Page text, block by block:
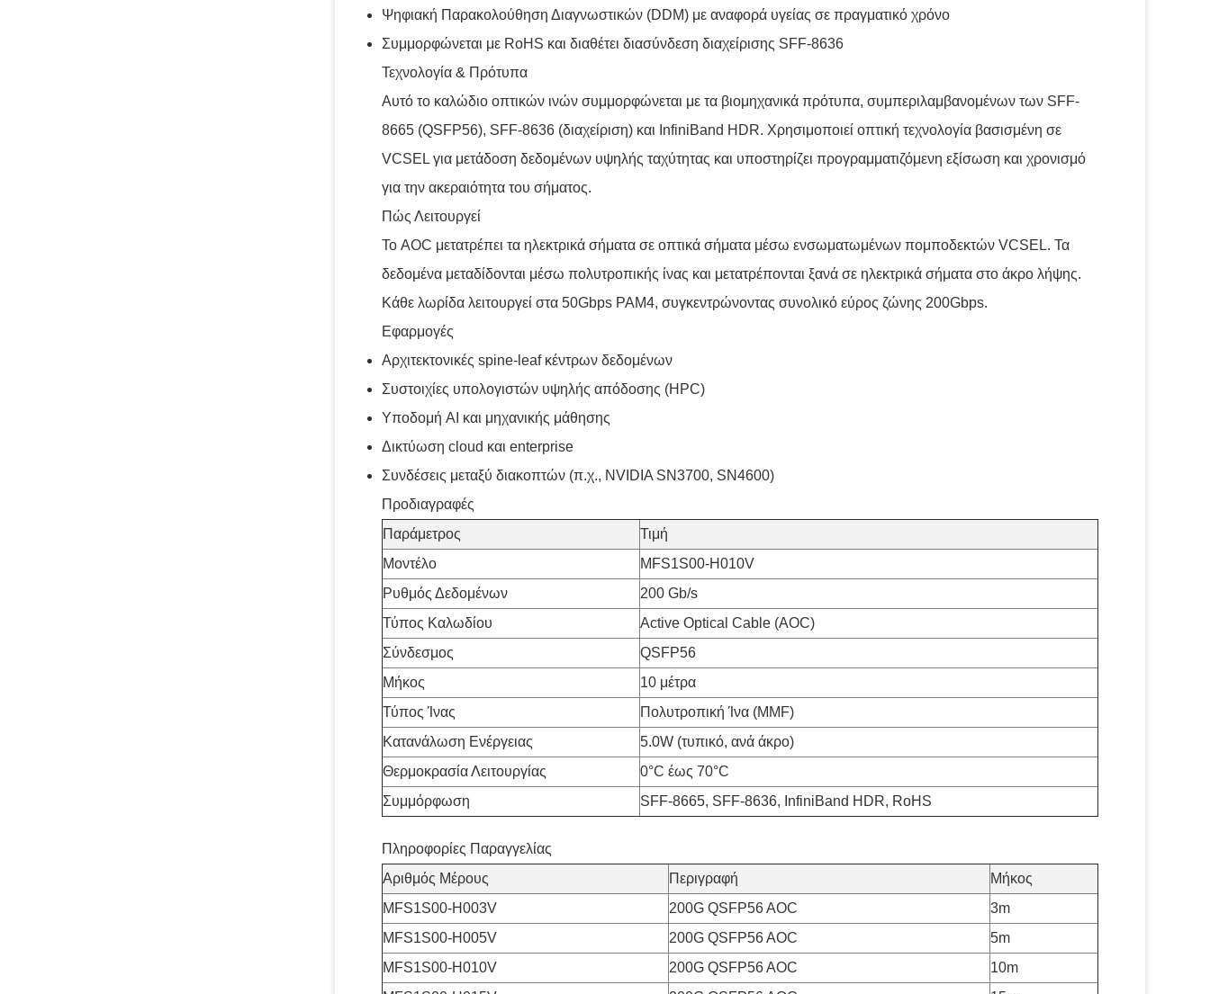
Ψηφιακή Παρακολούθηση Διαγνωστικών (DDM) με αναφορά υγείας σε πραγματικό χρόνο
Συμμορφώνεται με RoHS και διαθέτει διασύνδεση διαχείρισης SFF-8636
Τεχνολογία & Πρότυπα
Αυτό το καλώδιο οπτικών ινών συμμορφώνεται με τα βιομηχανικά πρότυπα, συμπεριλαμβανομένων των SFF-
8665 (QSFP56), SFF-8636 (διαχείριση) και InfiniBand HDR. Χρησιμοποιεί οπτική τεχνολογία βασισμένη σε
VCSEL για μετάδοση δεδομένων υψηλής ταχύτητας και υποστηρίζει προγραμματιζόμενη εξίσωση και χρονισμό
για την ακεραιότητα του σήματος.
Πώς Λειτουργεί
Το AOC μετατρέπει τα ηλεκτρικά σήματα σε οπτικά σήματα μέσω ενσωματωμένων πομποδεκτών VCSEL. Τα
δεδομένα μεταδίδονται μέσω πολυτροπικής ίνας και μετατρέπονται ξανά σε ηλεκτρικά σήματα στο άκρο λήψης.
Κάθε λωρίδα λειτουργεί στα 50Gbps PAM4, συγκεντρώνοντας συνολικό εύρος ζώνης 200Gbps.
Εφαρμογές
Αρχιτεκτονικές spine-leaf κέντρων δεδομένων
Συστοιχίες υπολογιστών υψηλής απόδοσης (HPC)
Υποδομή AI και μηχανικής μάθησης
Δικτύωση cloud και enterprise
Συνδέσεις μεταξύ διακοπτών (π.χ., NVIDIA SN3700, SN4600)
Προδιαγραφές
Παράμετρος
Τιμή
Μοντέλο
MFS1S00-H010V
Ρυθμός Δεδομένων
200 Gb/s
Τύπος Καλωδίου
Active Optical Cable (AOC)
Σύνδεσμος
QSFP56
Μήκος
10 μέτρα
Τύπος Ίνας
Πολυτροπική Ίνα (MMF)
Κατανάλωση Ενέργειας
5.0W (τυπικό, ανά άκρο)
Θερμοκρασία Λειτουργίας
0°C έως 70°C
Συμμόρφωση
SFF-8665, SFF-8636, InfiniBand HDR, RoHS
Πληροφορίες Παραγγελίας
Αριθμός Μέρους
Περιγραφή
Μήκος
MFS1S00-H003V
200G QSFP56 AOC
3m
MFS1S00-H005V
200G QSFP56 AOC
5m
MFS1S00-H010V
200G QSFP56 AOC
10m